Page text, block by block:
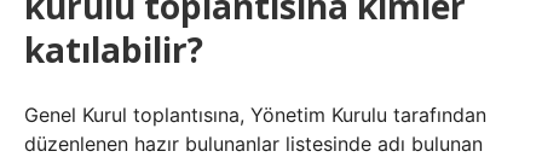
katılabilir?
Genel Kurul toplantısına, Yönetim Kurulu tarafından
düzenlenen hazır bulunanlar listesinde adı bulunan